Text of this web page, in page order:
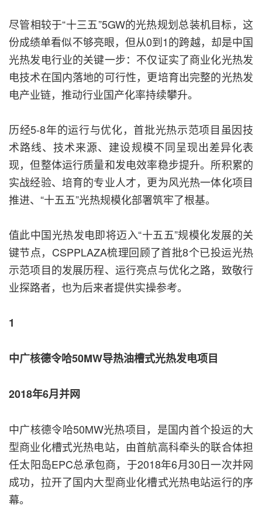
尽管相较于“十三五”5GW的光热规划总装机目标，这
份成绩单看似不够亮眼，但从0到1的跨越，却是中国
光热发电行业的关键一步：不仅证实了商业化光热发
电技术在国内落地的可行性，更培育出完整的光热发
电产业链，推动行业国产化率持续攀升。
历经5-8年的运行与优化，首批光热示范项目虽因技
术路线、技术来源、建设规模不同呈现出差异化表
现，但整体运行质量和发电效率稳步提升。所积累的
实战经验、培育的专业人才，更为风光热一体化项目
推进、“十五五”光热规模化部署筑牢了根基。
值此中国光热发电即将迈入“十五五”规模化发展的关
键节点，CSPPLAZA梳理回顾了首批8个已投运光热
示范项目的发展历程、运行亮点与优化之路，致敬行
业探路者，也为后来者提供实操参考。
1
中广核德令哈50MW导热油槽式光热发电项目
2018年6月并网
中广核德令哈50MW光热项目，是国内首个投运的大
型商业化槽式光热电站，由首航高科牵头的联合体担
任太阳岛EPC总承包商，于2018年6月30日一次并网
成功，拉开了国内大型商业化槽式光热电站运行的序
幕。